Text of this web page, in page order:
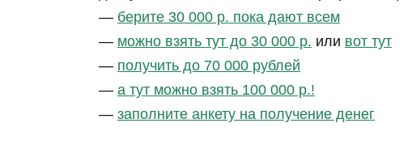
— берите 30 000 р. пока дают всем
— можно взять тут до 30 000 р. или вот тут
— получить до 70 000 рублей
— а тут можно взять 100 000 р.!
— заполните анкету на получение денег